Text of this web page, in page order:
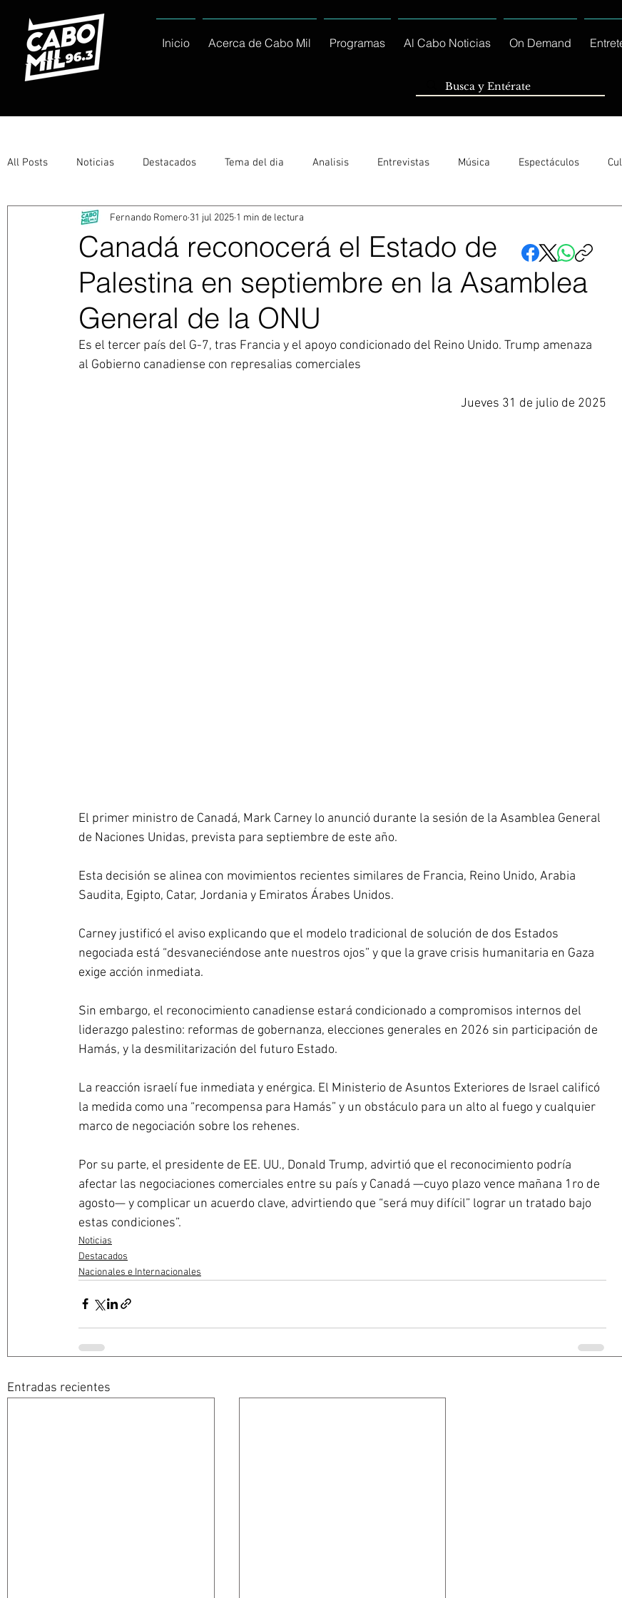
Inicio Acerca de Cabo Mil Programas Al Cabo Noticias On Demand
All Posts Noticias Destacados Tema del dia Analisis Entrevistas Música Espectáculos
Entérate Deportes La buena del día
Ayuntamiento de Los Cabos Informa Nacionales e Internacionales Columnas Locales Los Cabos
Canadá reconocerá el Estado de
Palestina en septiembre en la Asamblea
General de la ONU
Fernando Romero 31 jul 2025 1 min de lectura
Es el tercer país del G-7, tras Francia y el apoyo condicionado del Reino Unido. Trump amenaza
al Gobierno canadiense con represalias comerciales
Jueves 31 de julio de 2025
El primer ministro de Canadá, Mark Carney lo anunció durante la sesión de la Asamblea General
de Naciones Unidas, prevista para septiembre de este año.
Esta decisión se alinea con movimientos recientes similares de Francia, Reino Unido, Arabia
Saudita, Egipto, Catar, Jordania y Emiratos Árabes Unidos.
Carney justificó el aviso explicando que el modelo tradicional de solución de dos Estados
negociada está “desvaneciéndose ante nuestros ojos” y que la grave crisis humanitaria en Gaza
exige acción inmediata.
Sin embargo, el reconocimiento canadiense estará condicionado a compromisos internos del
liderazgo palestino: reformas de gobernanza, elecciones generales en 2026 sin participación de
Hamás, y la desmilitarización del futuro Estado.
La reacción israelí fue inmediata y enérgica. El Ministerio de Asuntos Exteriores de Israel calificó
la medida como una “recompensa para Hamás” y un obstáculo para un alto al fuego y cualquier
marco de negociación sobre los rehenes.
Por su parte, el presidente de EE. UU., Donald Trump, advirtió que el reconocimiento podría
afectar las negociaciones comerciales entre su país y Canadá —cuyo plazo vence mañana 1ro de
agosto— y complicar un acuerdo clave, advirtiendo que “será muy difícil” lograr un tratado bajo
estas condiciones”.
Noticias
Destacados
Nacionales e Internacionales
Entradas recientes